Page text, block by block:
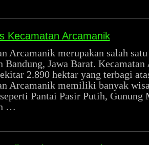
Kecamatan Arcamanik
Arcamanik merupakan salah
Bandung, Jawa Barat.
2.890 hektar yang terbagi
Arcamanik memiliki banyak
Pantai Pasir Putih, Gunung
…